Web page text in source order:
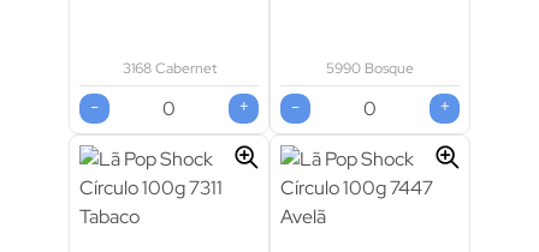
3168 Cabernet
- +
5990 Bosque
- +